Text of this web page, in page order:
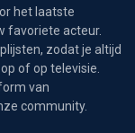
het laatste
favoriete acteur.
zodat je altijd
of op televisie.
van
community.